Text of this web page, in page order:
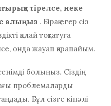
тірелсе, неке
алыңыз . Бірақ егер сіз
қалай тоқтатуға
онда жауап қарапайым.
болыңыз. Сіздің
проблемаларды
Бұл сізге кінәлі